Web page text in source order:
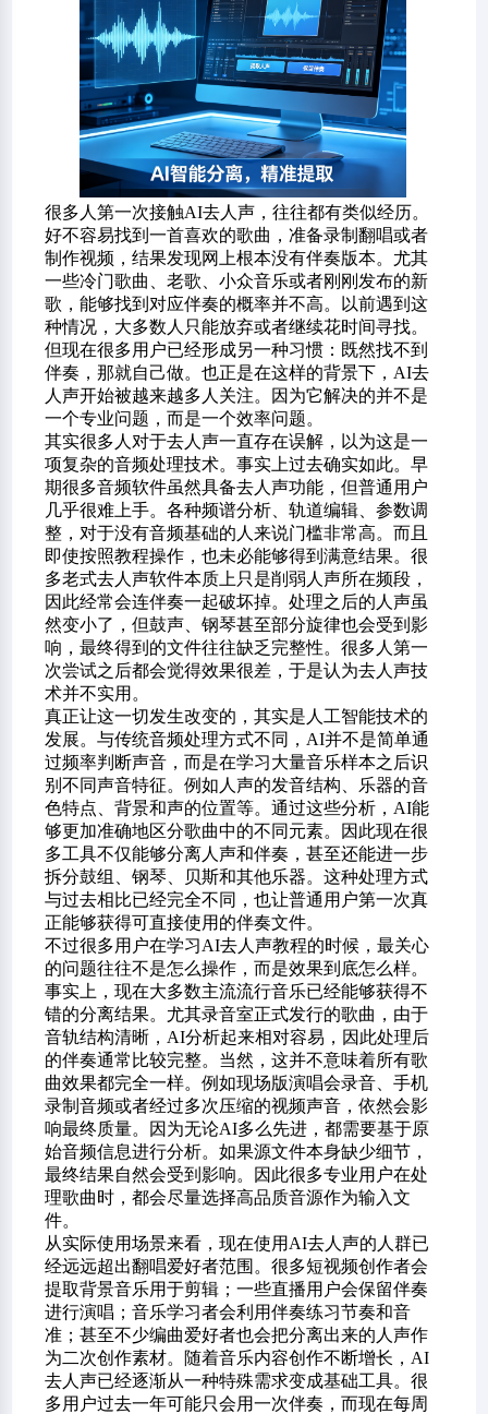
很多人第一次接触AI去人声，往往都有类似经历。
好不容易找到一首喜欢的歌曲，准备录制翻唱或者
制作视频，结果发现网上根本没有伴奏版本。尤其
一些冷门歌曲、老歌、小众音乐或者刚刚发布的新
歌，能够找到对应伴奏的概率并不高。以前遇到这
种情况，大多数人只能放弃或者继续花时间寻找。
但现在很多用户已经形成另一种习惯：既然找不到
伴奏，那就自己做。也正是在这样的背景下，AI去
人声开始被越来越多人关注。因为它解决的并不是
一个专业问题，而是一个效率问题。
其实很多人对于去人声一直存在误解，以为这是一
项复杂的音频处理技术。事实上过去确实如此。早
期很多音频软件虽然具备去人声功能，但普通用户
几乎很难上手。各种频谱分析、轨道编辑、参数调
整，对于没有音频基础的人来说门槛非常高。而且
即使按照教程操作，也未必能够得到满意结果。很
多老式去人声软件本质上只是削弱人声所在频段，
因此经常会连伴奏一起破坏掉。处理之后的人声虽
然变小了，但鼓声、钢琴甚至部分旋律也会受到影
响，最终得到的文件往往缺乏完整性。很多人第一
次尝试之后都会觉得效果很差，于是认为去人声技
术并不实用。
真正让这一切发生改变的，其实是人工智能技术的
发展。与传统音频处理方式不同，AI并不是简单通
过频率判断声音，而是在学习大量音乐样本之后识
别不同声音特征。例如人声的发音结构、乐器的音
色特点、背景和声的位置等。通过这些分析，AI能
够更加准确地区分歌曲中的不同元素。因此现在很
多工具不仅能够分离人声和伴奏，甚至还能进一步
拆分鼓组、钢琴、贝斯和其他乐器。这种处理方式
与过去相比已经完全不同，也让普通用户第一次真
正能够获得可直接使用的伴奏文件。
不过很多用户在学习AI去人声教程的时候，最关心
的问题往往不是怎么操作，而是效果到底怎么样。
事实上，现在大多数主流流行音乐已经能够获得不
错的分离结果。尤其录音室正式发行的歌曲，由于
音轨结构清晰，AI分析起来相对容易，因此处理后
的伴奏通常比较完整。当然，这并不意味着所有歌
曲效果都完全一样。例如现场版演唱会录音、手机
录制音频或者经过多次压缩的视频声音，依然会影
响最终质量。因为无论AI多么先进，都需要基于原
始音频信息进行分析。如果源文件本身缺少细节，
最终结果自然会受到影响。因此很多专业用户在处
理歌曲时，都会尽量选择高品质音源作为输入文
件。
从实际使用场景来看，现在使用AI去人声的人群已
经远远超出翻唱爱好者范围。很多短视频创作者会
提取背景音乐用于剪辑；一些直播用户会保留伴奏
进行演唱；音乐学习者会利用伴奏练习节奏和音
准；甚至不少编曲爱好者也会把分离出来的人声作
为二次创作素材。随着音乐内容创作不断增长，AI
去人声已经逐渐从一种特殊需求变成基础工具。很
多用户过去一年可能只会用一次伴奏，而现在每周